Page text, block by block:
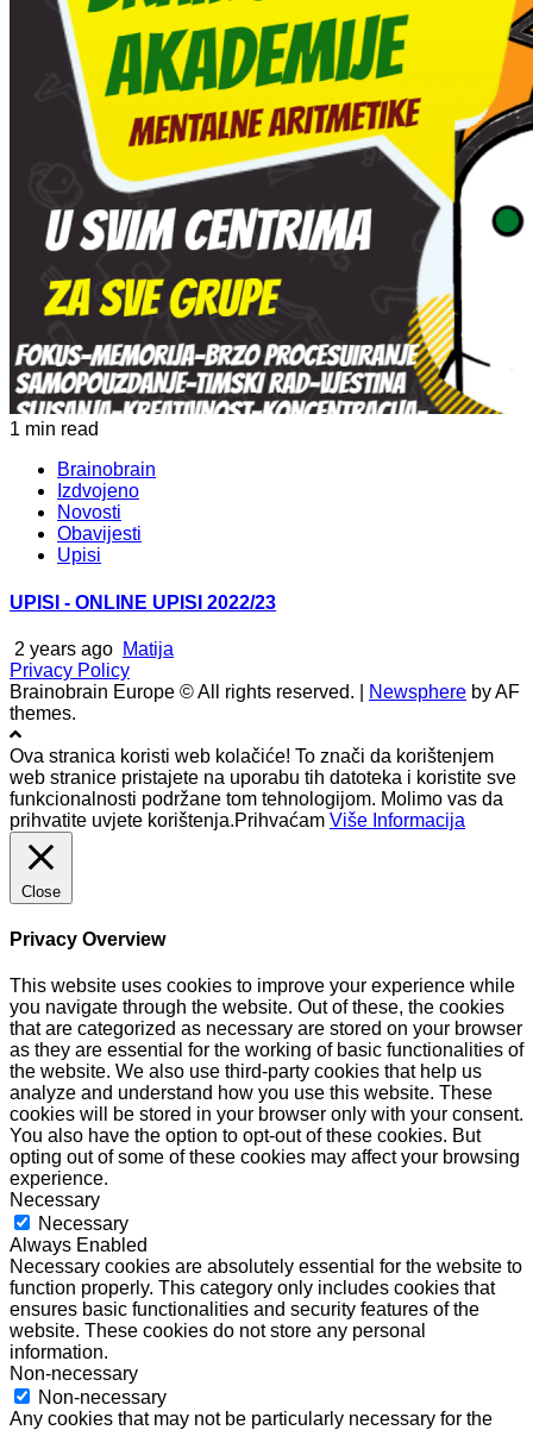
1 min read
Brainobrain
Izdvojeno
Novosti
Obavijesti
Upisi
UPISI - ONLINE UPISI 2022/23
2 years ago Matija
Privacy Policy
Brainobrain Europe © All rights reserved.
Newsphere by AF
themes.
Ova stranica koristi web kolačiće! To znači da korištenjem
web stranice pristajete na uporabu tih datoteka i koristite sve
funkcionalnosti podržane tom tehnologijom. Molimo vas da
prihvatite uvjete korištenja.Prihvaćam Više Informacija
Close
Privacy Overview
This website uses cookies to improve your experience while
you navigate through the website. Out of these, the cookies
that are categorized as necessary are stored on your browser
as they are essential for the working of basic functionalities of
the website. We also use third-party cookies that help us
analyze and understand how you use this website. These
cookies will be stored in your browser only with your consent.
You also have the option to opt-out of these cookies. But
opting out of some of these cookies may affect your browsing
experience.
Necessary
Necessary
Always Enabled
Necessary cookies are absolutely essential for the website to
function properly. This category only includes cookies that
ensures basic functionalities and security features of the
website. These cookies do not store any personal
information.
Non-necessary
Non-necessary
Any cookies that may not be particularly necessary for the